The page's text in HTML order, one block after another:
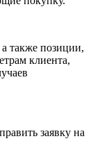
а также позиции,
клиента,
заявку на